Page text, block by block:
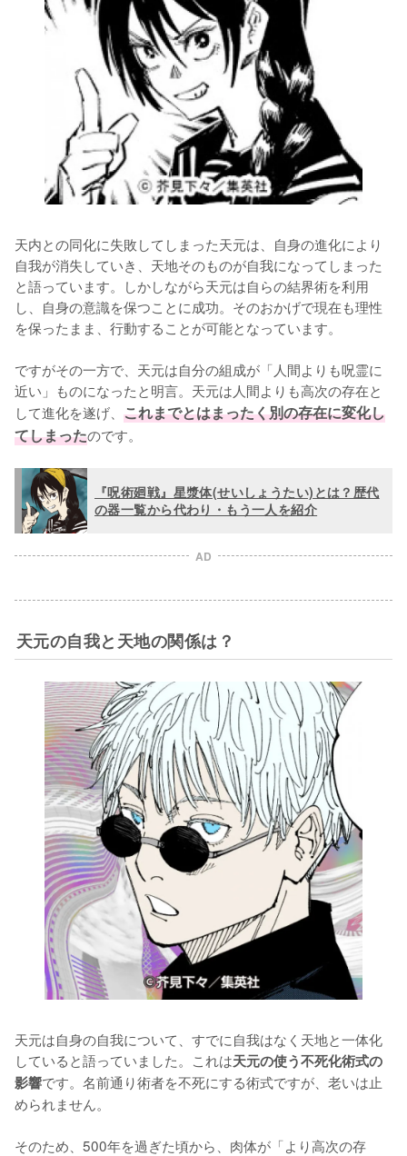
天内との同化に失敗してしまった天元は、自身の進化により
自我が消失していき、天地そのものが自我になってしまった
と語っています。しかしながら天元は自らの結界術を利用
し、自身の意識を保つことに成功。そのおかげで現在も理性
を保ったまま、行動することが可能となっています。
ですがその一方で、天元は自分の組成が「人間よりも呪霊に
近い」ものになったと明言。天元は人間よりも高次の存在と
して進化を遂げ、 これまでとはまったく別の存在に変化し
てしまったのです。
『呪術廻戦』星漿体(せいしょうたい)とは？歴代
の器一覧から代わり・もう一人を紹介
AD
天元の自我と天地の関係は？
天元は自身の自我について、すでに自我はなく天地と一体化
していると語っていました。これは天元の使う不死化術式の
影響です。名前通り術者を不死にする術式ですが、老いは止
められません。
そのため、500年を過ぎた頃から、肉体が「より高次の存